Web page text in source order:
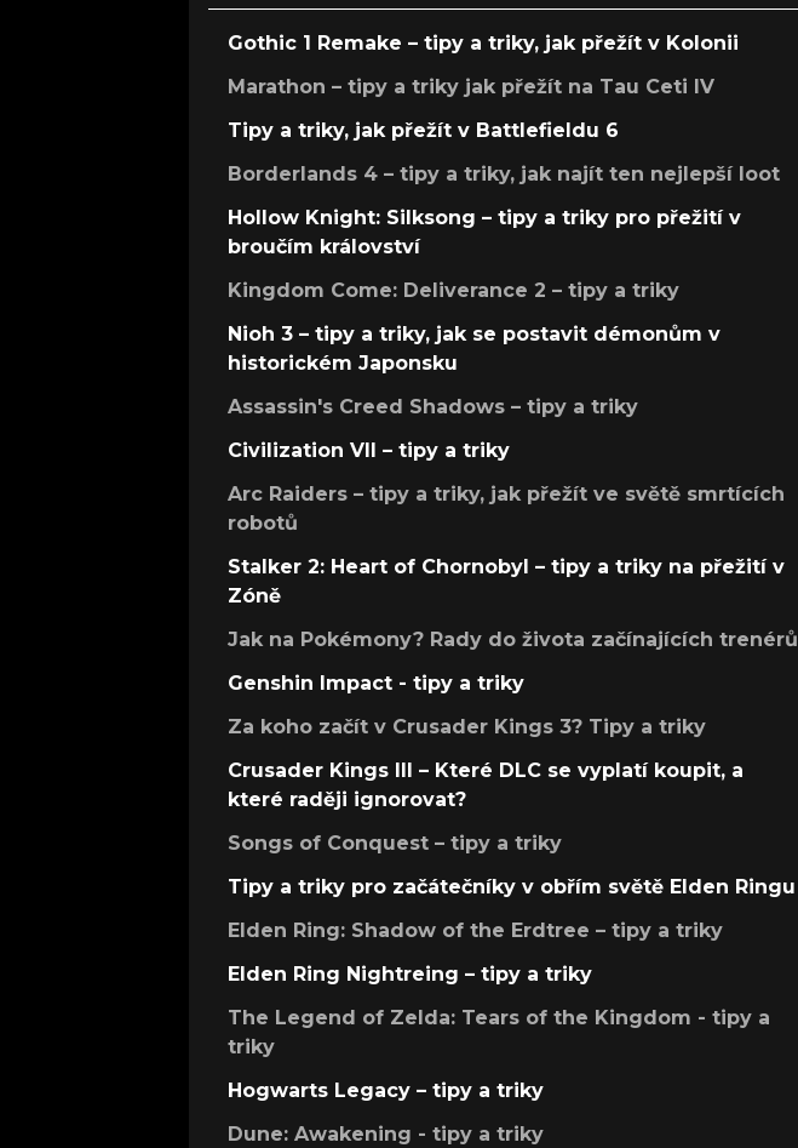
Gothic 1 Remake – tipy a triky, jak přežít v Kolonii
Marathon – tipy a triky jak přežít na Tau Ceti IV
Tipy a triky, jak přežít v Battlefieldu 6
Borderlands 4 – tipy a triky, jak najít ten nejlepší loot
Hollow Knight: Silksong – tipy a triky pro přežití v
broučím království
Kingdom Come: Deliverance 2 – tipy a triky
Nioh 3 – tipy a triky, jak se postavit démonům v
historickém Japonsku
Assassin's Creed Shadows – tipy a triky
Civilization VII – tipy a triky
Arc Raiders – tipy a triky, jak přežít ve světě smrtících
robotů
Stalker 2: Heart of Chornobyl – tipy a triky na přežití v
Zóně
Jak na Pokémony? Rady do života začínajících trenérů
Genshin Impact - tipy a triky
Za koho začít v Crusader Kings 3? Tipy a triky
Crusader Kings III – Které DLC se vyplatí koupit, a
které raději ignorovat?
Songs of Conquest – tipy a triky
Tipy a triky pro začátečníky v obřím světě Elden Ringu
Elden Ring: Shadow of the Erdtree – tipy a triky
Elden Ring Nightreing – tipy a triky
The Legend of Zelda: Tears of the Kingdom - tipy a
triky
Hogwarts Legacy – tipy a triky
Dune: Awakening - tipy a triky